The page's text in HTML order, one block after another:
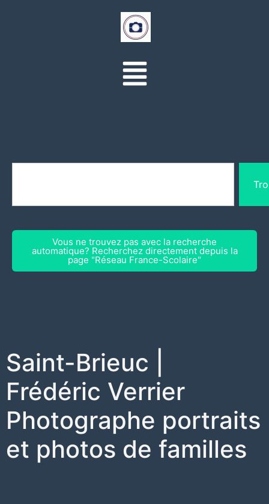
Vous ne trouvez pas avec la recherche
automatique? Recherchez directement depuis la
page "Réseau France-Scolaire"
Saint-Brieuc |
Frédéric Verrier
Photographe portraits
et photos de familles